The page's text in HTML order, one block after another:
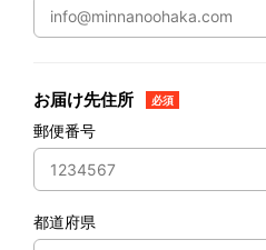
お届け先住所 必須
郵便番号
都道府県